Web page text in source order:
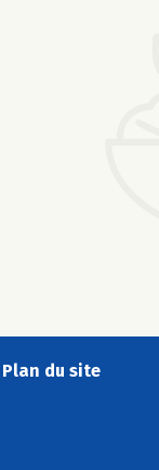
Plan du site